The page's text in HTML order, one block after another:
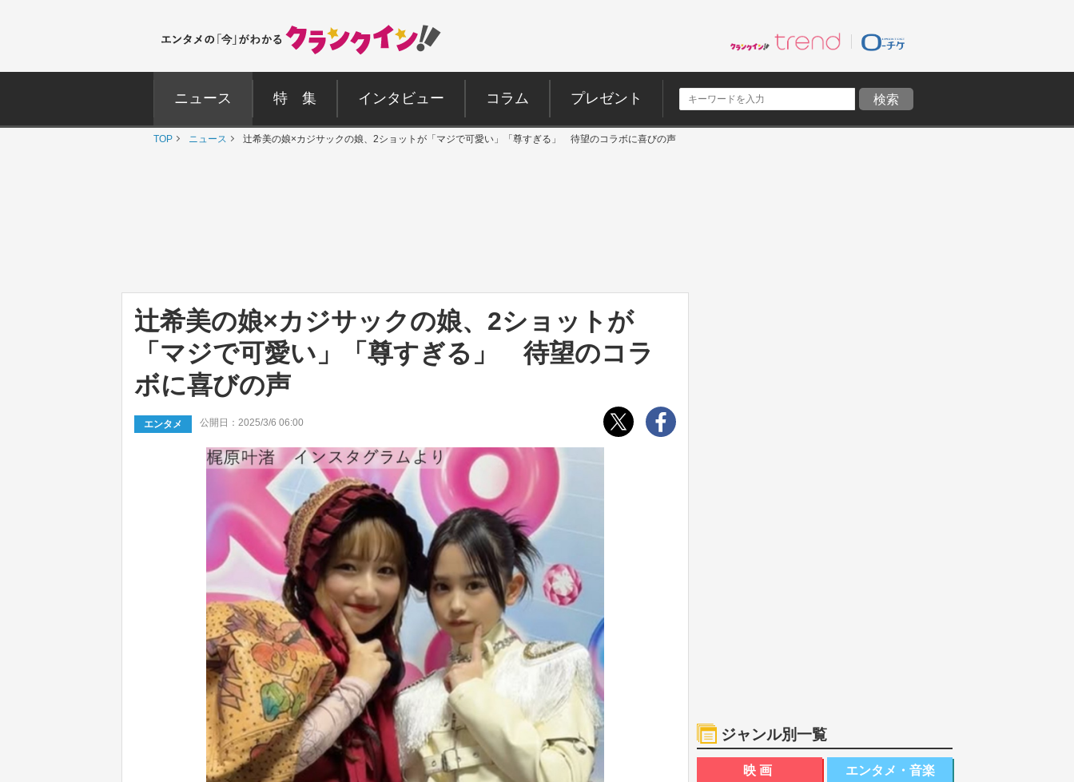
ニュース 特 集 インタビュー コラム プレゼント
TOP ニュース 辻希美の娘×カジサックの娘、2ショットが「マジで可愛い」「尊すぎる」 待望のコラボに喜びの声
辻希美の娘×カジサックの娘、2ショットが
「マジで可愛い」「尊すぎる」 待望のコラ
ボに喜びの声
エンタメ 公開日：2025/3/6 06:00
ジャンル別一覧
映画 エンタメ・音楽